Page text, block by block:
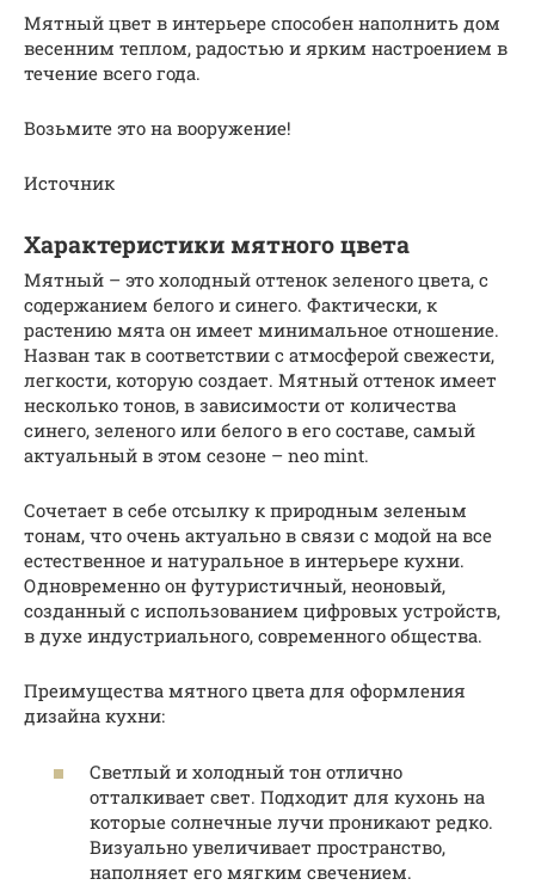
Мятный цвет в интерьере способен наполнить дом
весенним теплом, радостью и ярким настроением в
течение всего года.
Возьмите это на вооружение!
Источник
Характеристики мятного цвета
Мятный – это холодный оттенок зеленого цвета, с
содержанием белого и синего. Фактически, к
растению мята он имеет минимальное отношение.
Назван так в соответствии с атмосферой свежести,
легкости, которую создает. Мятный оттенок имеет
несколько тонов, в зависимости от количества
синего, зеленого или белого в его составе, самый
актуальный в этом сезоне – neo mint.
Сочетает в себе отсылку к природным зеленым
тонам, что очень актуально в связи с модой на все
естественное и натуральное в интерьере кухни.
Одновременно он футуристичный, неоновый,
созданный с использованием цифровых устройств,
в духе индустриального, современного общества.
Преимущества мятного цвета для оформления
дизайна кухни:
Светлый и холодный тон отлично
отталкивает свет. Подходит для кухонь на
которые солнечные лучи проникают редко.
Визуально увеличивает пространство,
наполняет его мягким свечением.